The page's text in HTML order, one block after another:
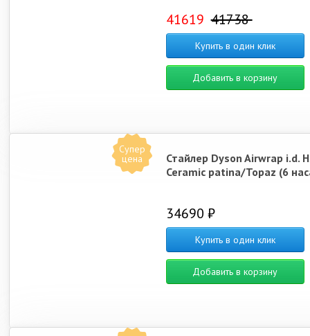
41619 41738
Купить в один клик
Добавить в корзину
Супер
цена
Стайлер Dyson Airwrap i.d.
Ceramic patina/Topaz (6
34690 ₽
Купить в один клик
Добавить в корзину